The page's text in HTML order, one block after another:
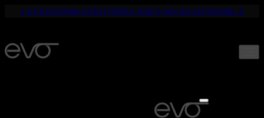
☀️ DEIN SOMMER. DEINE FITNESS. NUR 19,90€ BIS SEPTEMBER. 💪